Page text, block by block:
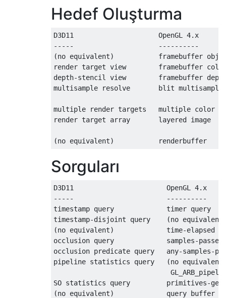
Hedef Oluşturma
D3D11                     OpenGL 4.x
-----                     ----------
(no equivalent)           framebuffer
render target view        framebuffer color
depth-stencil view        framebuffer
multisample resolve       blit
multiple render targets   multiple color
render target array       layered image
(no equivalent)           renderbuffer
Sorguları
D3D11                       OpenGL 4.x
-----                       ----------
timestamp query             timer query
timestamp-disjoint query    (no
(no equivalent)             time-elapsed
occlusion query             samples-passed
occlusion predicate query   any-samples-
pipeline statistics query   (no equivalent
SO statistics query         primitives-
(no equivalent)             query buffer